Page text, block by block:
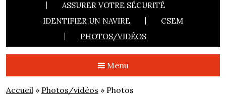
ASSURER VOTRE SÉCURITÉ
IDENTIFIER UN NAVIRE
CSEM
PHOTOS/VIDÉOS
Menu
Accueil » Photos/vidéos » Photos